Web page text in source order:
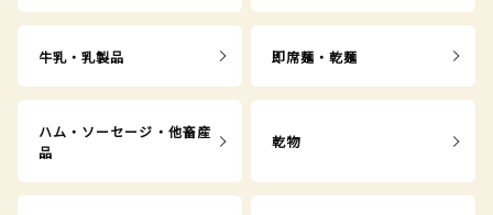
牛乳・乳製品 即席麺・乾麺
ハム・ソーセージ・他畜産
品
乾物